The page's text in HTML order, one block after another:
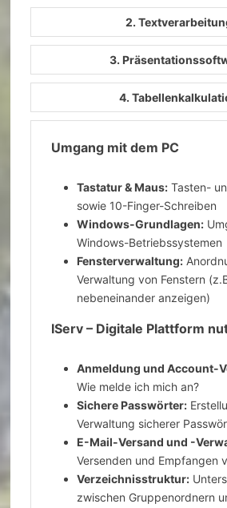
2.
3.
4.
Umgang mit dem PC
Tastatur & Maus: Tasten-
sowie 10-Finger-Schreiben
Windows-Grundlagen:
Windows-Betriebssystemen
Fensterverwaltung:
Verwaltung von Fenstern
nebeneinander anzeigen)
IServ – Digitale Plattform
Anmeldung und Account-
Wie melde ich mich an?
Sichere Passwörter:
Verwaltung sicherer
E-Mail-Versand und -
Versenden und Empfangen
Verzeichnisstruktur:
zwischen Gruppenordnern